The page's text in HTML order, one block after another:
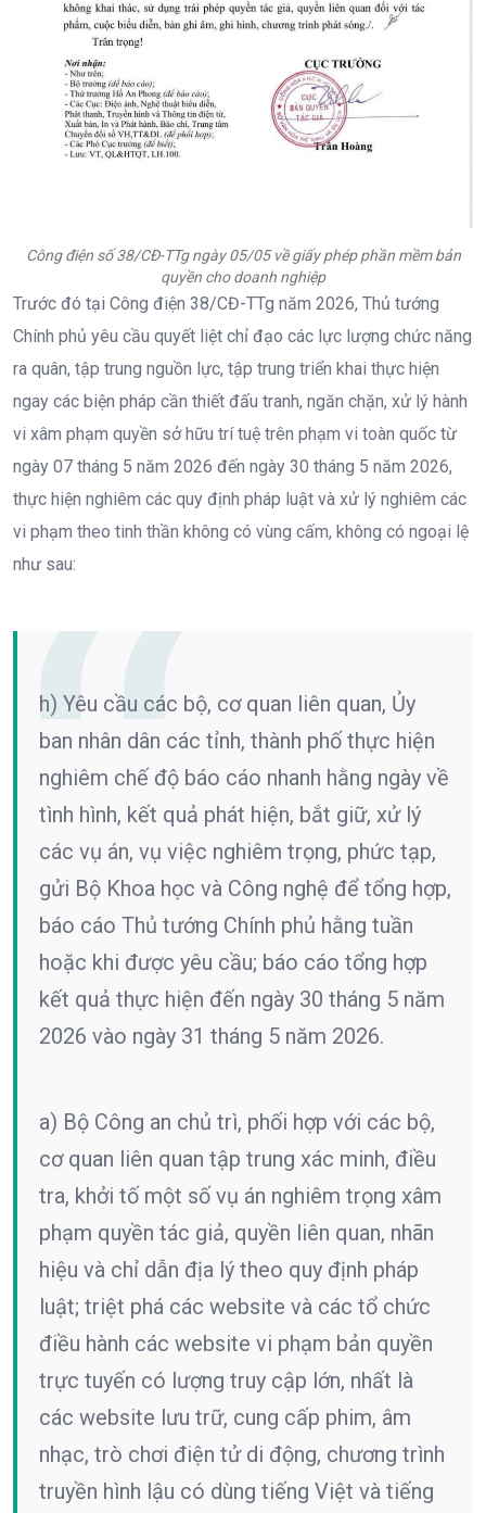
Công điện số 38/CĐ-TTg ngày 05/05 về giấy phép phần mềm bản
quyền cho doanh nghiệp
Trước đó tại Công điện 38/CĐ-TTg năm 2026, Thủ tướng
Chính phủ yêu cầu quyết liệt chỉ đạo các lực lượng chức năng
ra quân, tập trung nguồn lực, tập trung triển khai thực hiện
ngay các biện pháp cần thiết đấu tranh, ngăn chặn, xử lý hành
vi xâm phạm quyền sở hữu trí tuệ trên phạm vi toàn quốc từ
ngày 07 tháng 5 năm 2026 đến ngày 30 tháng 5 năm 2026,
thực hiện nghiêm các quy định pháp luật và xử lý nghiêm các
vi phạm theo tinh thần không có vùng cấm, không có ngoại lệ
như sau:
h) Yêu cầu các bộ, cơ quan liên quan, Ủy
ban nhân dân các tỉnh, thành phố thực hiện
nghiêm chế độ báo cáo nhanh hằng ngày về
tình hình, kết quả phát hiện, bắt giữ, xử lý
các vụ án, vụ việc nghiêm trọng, phức tạp,
gửi Bộ Khoa học và Công nghệ để tổng hợp,
báo cáo Thủ tướng Chính phủ hằng tuần
hoặc khi được yêu cầu; báo cáo tổng hợp
kết quả thực hiện đến ngày 30 tháng 5 năm
2026 vào ngày 31 tháng 5 năm 2026.
a) Bộ Công an chủ trì, phối hợp với các bộ,
cơ quan liên quan tập trung xác minh, điều
tra, khởi tố một số vụ án nghiêm trọng xâm
phạm quyền tác giả, quyền liên quan, nhãn
hiệu và chỉ dẫn địa lý theo quy định pháp
luật; triệt phá các website và các tổ chức
điều hành các website vi phạm bản quyền
trực tuyến có lượng truy cập lớn, nhất là
các website lưu trữ, cung cấp phim, âm
nhạc, trò chơi điện tử di động, chương trình
truyền hình lậu có dùng tiếng Việt và tiếng